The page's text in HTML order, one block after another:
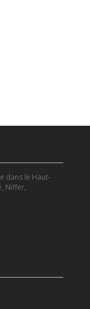
dans le Haut-
Niffer,